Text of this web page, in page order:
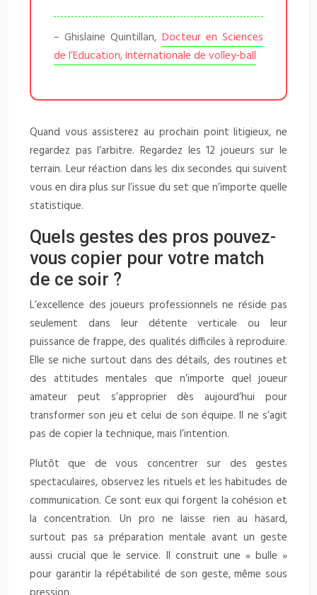
– Ghislaine Quintillan, Docteur en Sciences
de l’Education, Internationale de volley-ball
Quand vous assisterez au prochain point litigieux, ne
regardez pas l’arbitre. Regardez les 12 joueurs sur le
terrain. Leur réaction dans les dix secondes qui suivent
vous en dira plus sur l’issue du set que n’importe quelle
statistique.
Quels gestes des pros pouvez-
vous copier pour votre match
de ce soir ?
L’excellence des joueurs professionnels ne réside pas
seulement dans leur détente verticale ou leur
puissance de frappe, des qualités difficiles à reproduire.
Elle se niche surtout dans des détails, des routines et
des attitudes mentales que n’importe quel joueur
amateur peut s’approprier dès aujourd’hui pour
transformer son jeu et celui de son équipe. Il ne s’agit
pas de copier la technique, mais l’intention.
Plutôt que de vous concentrer sur des gestes
spectaculaires, observez les rituels et les habitudes de
communication. Ce sont eux qui forgent la cohésion et
la concentration. Un pro ne laisse rien au hasard,
surtout pas sa préparation mentale avant un geste
aussi crucial que le service. Il construit une « bulle »
pour garantir la répétabilité de son geste, même sous